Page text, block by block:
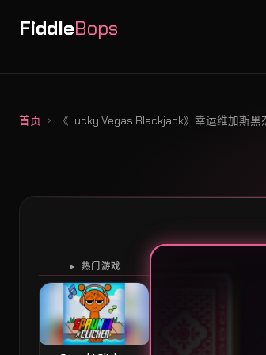
FiddleBops
首页 《Lucky Vegas Blackjack》幸运维加斯黑
► 热门游戏